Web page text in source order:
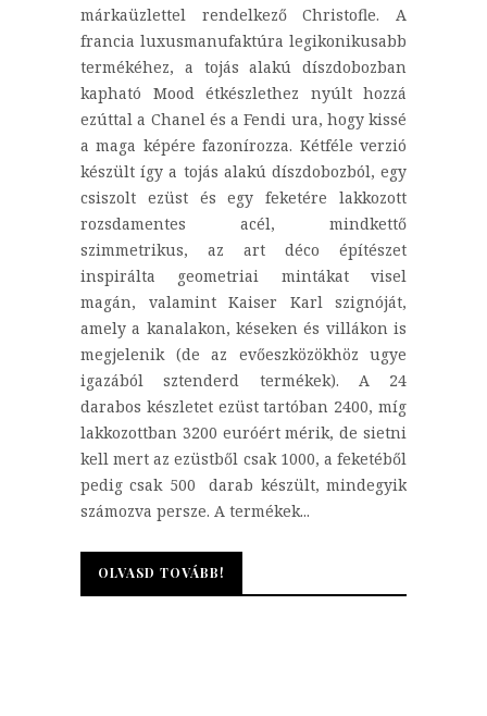
márkaüzlettel rendelkező Christofle. A
francia luxusmanufaktúra legikonikusabb
termékéhez, a tojás alakú díszdobozban
kapható Mood étkészlethez nyúlt hozzá
ezúttal a Chanel és a Fendi ura, hogy kissé
a maga képére fazonírozza. Kétféle verzió
készült így a tojás alakú díszdobozból, egy
csiszolt ezüst és egy feketére lakkozott
rozsdamentes acél, mindkettő
szimmetrikus, az art déco építészet
inspirálta geometriai mintákat visel
magán, valamint Kaiser Karl szignóját,
amely a kanalakon, késeken és villákon is
megjelenik (de az evőeszközökhöz ugye
igazából sztenderd termékek). A 24
darabos készletet ezüst tartóban 2400, míg
lakkozottban 3200 euróért mérik, de sietni
kell mert az ezüstből csak 1000, a feketéből
pedig csak 500 darab készült, mindegyik
számozva persze. A termékek...
OLVASD TOVÁBB!
OLVASD TOVÁBB!